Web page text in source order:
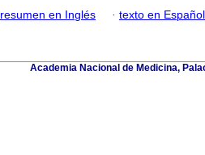
resumen en Inglés · texto en Español
Academia Nacional de Medicina,